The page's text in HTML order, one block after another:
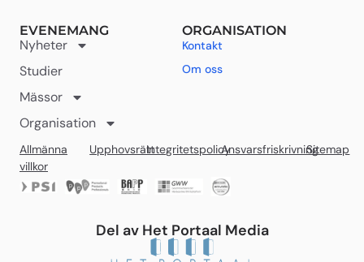
EVENEMANG
Nyheter
Studier
Mässor
Organisation
ORGANISATION
Kontakt
Om oss
Allmänna
villkor
UpphovsrättIntegritetspolicyAnsvarsfriskrivningSitemap
Del av Het Portaal Media